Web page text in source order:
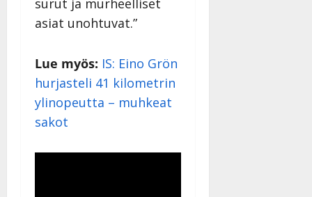
asiat unohtuvat.”
Lue myös: IS: Eino Grön
hurjasteli 41 kilometrin
ylinopeutta – muhkeat
sakot